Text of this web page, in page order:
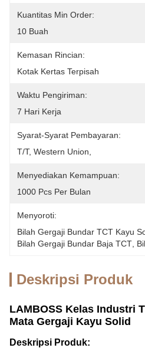
Kuantitas Min Order:
10 Buah
Kemasan Rincian:
Kotak Kertas Terpisah
Waktu Pengiriman:
7 Hari Kerja
Syarat-Syarat Pembayaran:
T/T, Western Union,
Menyediakan Kemampuan:
1000 Pcs Per Bulan
Menyoroti:
Bilah Gergaji Bundar TCT Kayu
Bilah Gergaji Bundar Baja TCT
Deskripsi Produk
LAMBOSS Kelas Industri
Mata Gergaji Kayu Solid
Deskripsi Produk: